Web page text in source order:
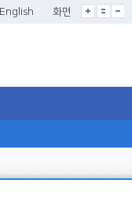
English 화면